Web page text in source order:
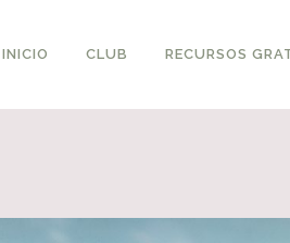
INICIO CLUB RECURSOS